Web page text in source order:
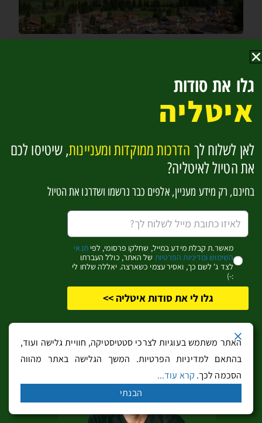
מסלול טיול – שבוע בין פסגות הדולומיטים ודרום
טירול
איפה לישון בונציה? – מידע וטיפים
האתר משתמש בעוגיות לצרכי סטטיסטיקה, חוויית גלישה ועוד,
בהתאם למדיניות הפרטיות. המשך הגלישה באתר מהווה
הסכמה לכך. קרא עוד...
הבנתי
גלו את סודות
איטליה
לאן לשלוח לך הדרכות ממוקדות ומעניינות, שיטיסו לכם
את הטיול לאיטליה?
בחינם, רק מידע מעניין, אלפים כבר נרשמו ושדרגו את הטיול
מאשר.ת קבלת מידע במייל, שחלקו פרסומי, לפיתנאי
השימוש ומדיניות הפרטיות של האתר, כולל העברתו
לצד ג' לשם כך, ואסיר עצמי כשארצה. יאללה שלחו לי
:-)
גלו לי את סודות איטליה >>